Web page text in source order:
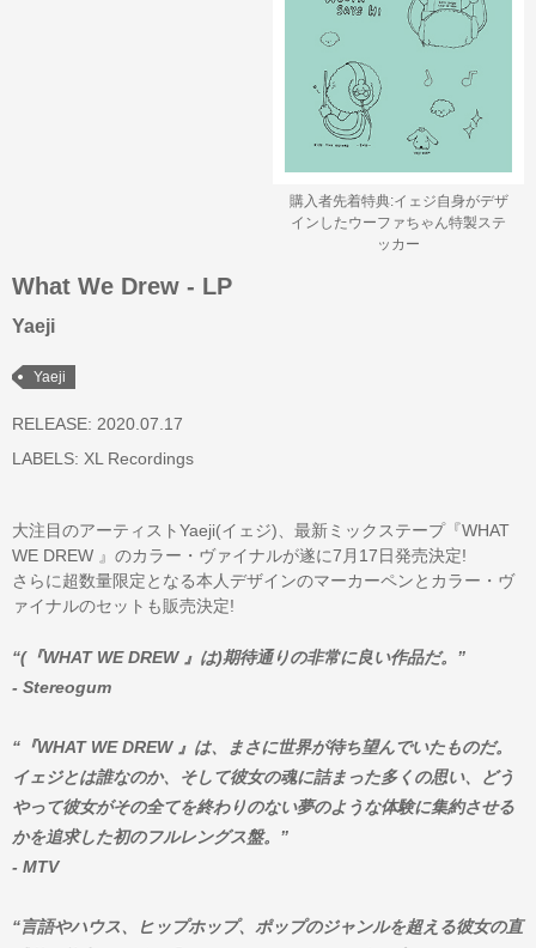
購入者先着特典:イェジ自身がデザ
インしたウーファちゃん特製ステ
ッカー
What We Drew - LP
Yaeji
Yaeji
RELEASE: 2020.07.17
LABELS: XL Recordings
大注目のアーティストYaeji(イェジ)、最新ミックステープ『WHAT
WE DREW 』のカラー・ヴァイナルが遂に7月17日発売決定!
さらに超数量限定となる本人デザインのマーカーペンとカラー・ヴ
ァイナルのセットも販売決定!
“(『WHAT WE DREW 』は)期待通りの非常に良い作品だ。”
- Stereogum
“『WHAT WE DREW 』は、まさに世界が待ち望んでいたものだ。
イェジとは誰なのか、そして彼女の魂に詰まった多くの思い、どう
やって彼女がその全てを終わりのない夢のような体験に集約させる
かを追求した初のフルレングス盤。”
- MTV
“言語やハウス、ヒップホップ、ポップのジャンルを超える彼女の直